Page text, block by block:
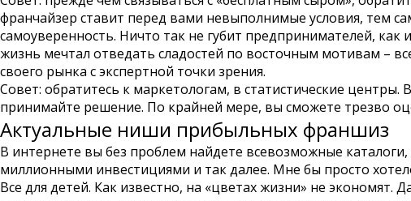
франчайзер ставит перед вами невыполнимые условия, тем
самоуверенность. Ничто так не губит предпринимателей, как
жизнь мечтал отведать сладостей по восточным мотивам –
своего рынка с экспертной точки зрения.
Совет: обратитесь к маркетологам, в статистические центры.
принимайте решение. По крайней мере, вы сможете трезво
Актуальные ниши прибыльных франшиз
В интернете вы без проблем найдете всевозможные
миллионными инвестициями и так далее. Мне бы просто
Все для детей. Как известно, на «цветах жизни» не экономят.